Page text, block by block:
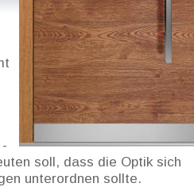
soll, dass die Optik sich
unterordnen sollte.